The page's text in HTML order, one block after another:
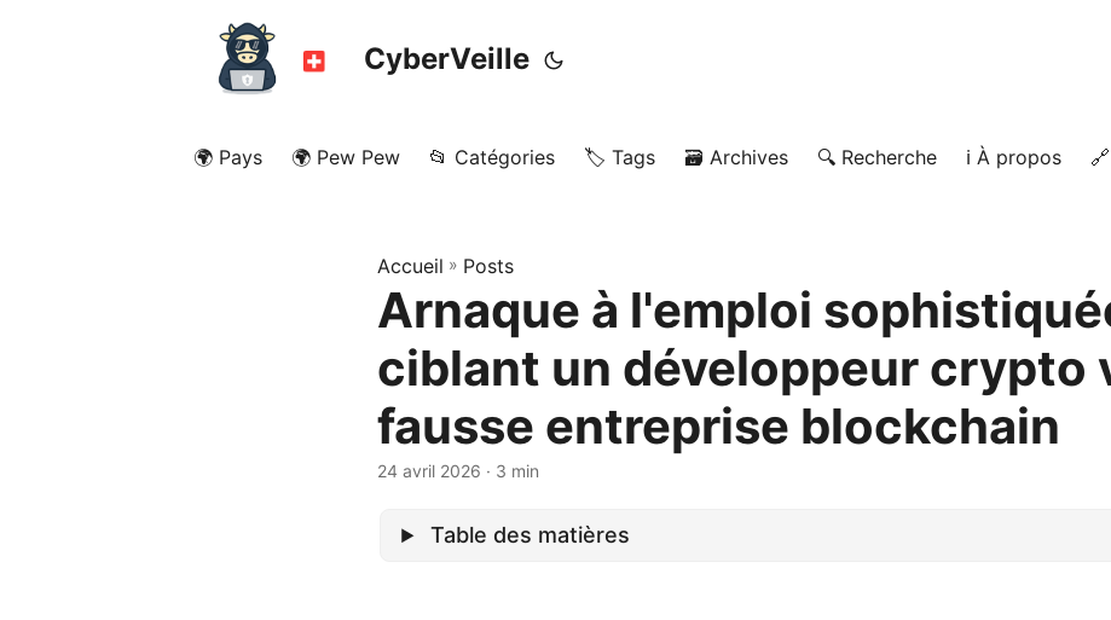
CyberVeille
🌍 Pays 🌍 Pew Pew 📂 Catégories 🏷️ Tags 🗃️ Archives 🔍 Recherche ℹ️ À propos
Accueil » Posts
Arnaque à l'emploi
ciblant un développeur crypto
fausse entreprise blockchain
24 avril 2026 · 3 min
Table des matières